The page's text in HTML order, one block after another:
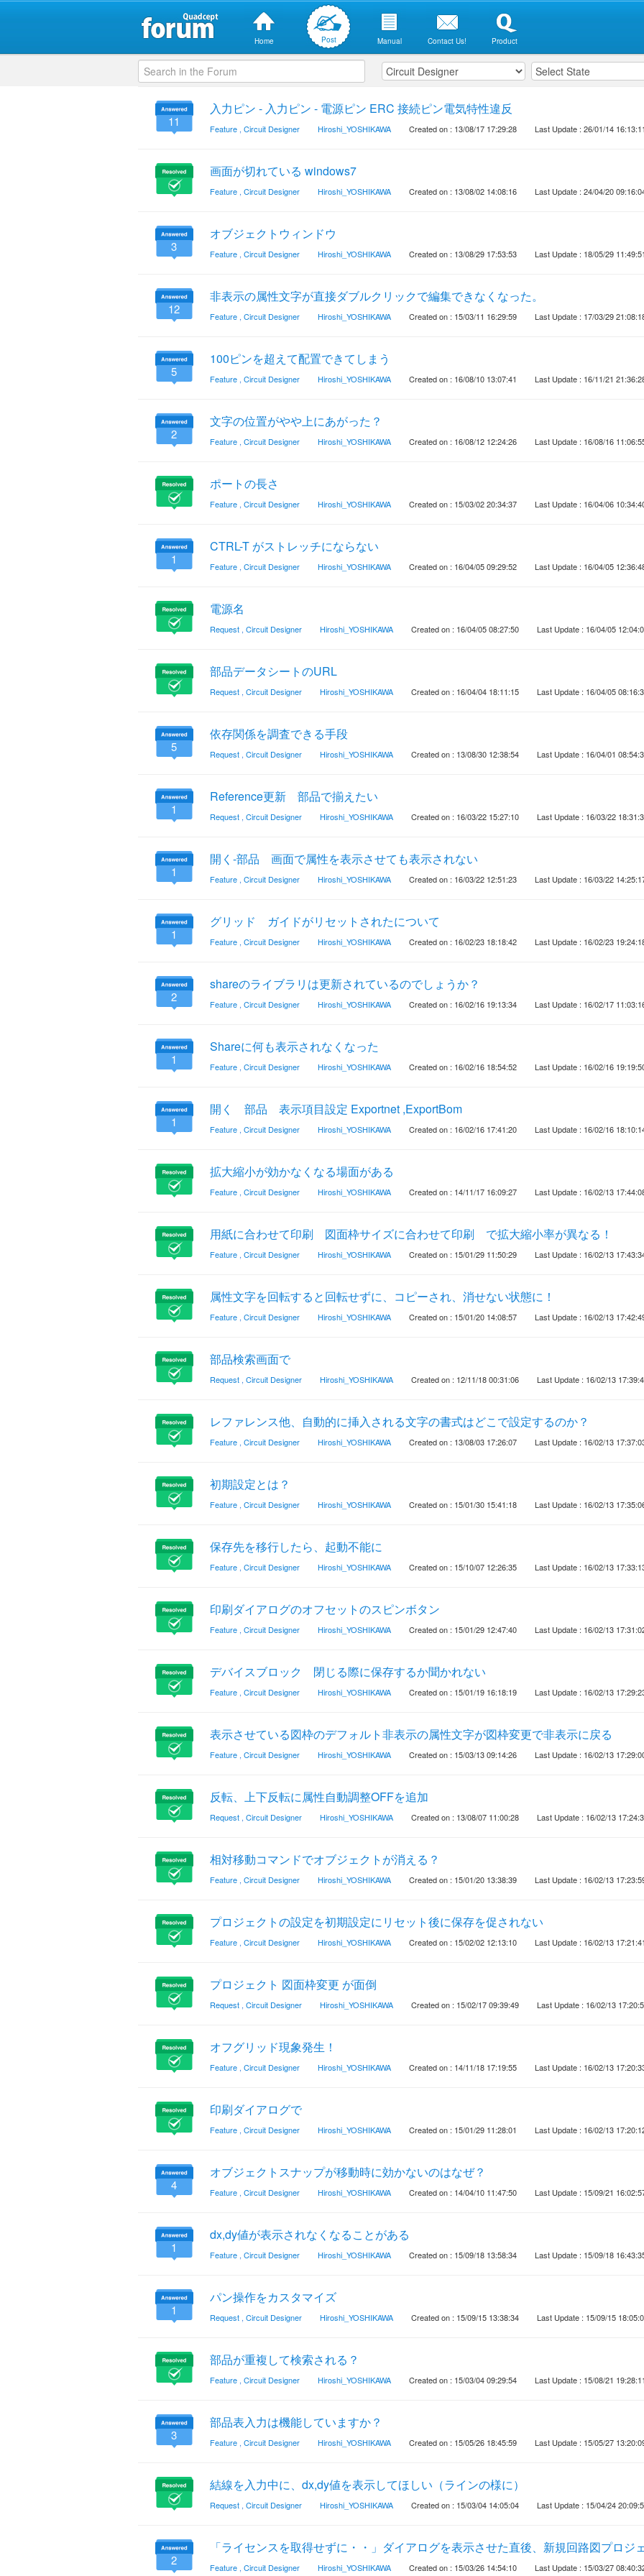
Home Post Manual Contact Us! Product
11
入力ピン - 入力ピン - 電源ピン ERC 接続ピン電気特性違反
Feature , Circuit Designer Hiroshi_YOSHIKAWA Created on : 13/08/17 17:29:28 Last Update : 26/01/14 16:13:11
画面が切れている windows7
Feature , Circuit Designer Hiroshi_YOSHIKAWA Created on : 13/08/02 14:08:16 Last Update : 24/04/20
3
オブジェクトウィンドウ
Feature , Circuit Designer Hiroshi_YOSHIKAWA Created on : 13/08/29 17:53:53 Last Update : 18/05/29 11:49:51
12
非表示の属性文字が直接ダブルクリックで編集できなくなった。
Feature , Circuit Designer Hiroshi_YOSHIKAWA Created on : 15/03/11 16:29:59 Last Update : 17/03/29
5
100ピンを超えて配置できてしまう
Feature , Circuit Designer Hiroshi_YOSHIKAWA Created on : 16/08/10 13:07:41 Last Update : 16/11/21
2
文字の位置がやや上にあがった？
Feature , Circuit Designer Hiroshi_YOSHIKAWA Created on : 16/08/12 12:24:26 Last Update : 16/08/16
ポートの長さ
Feature , Circuit Designer Hiroshi_YOSHIKAWA Created on : 15/03/02 20:34:37 Last Update : 16/04/06
1
CTRL-T がストレッチにならない
Feature , Circuit Designer Hiroshi_YOSHIKAWA Created on : 16/04/05 09:29:52 Last Update : 16/04/05
電源名
Request , Circuit Designer Hiroshi_YOSHIKAWA Created on : 16/04/05 08:27:50 Last Update : 16/04/05
部品データシートのURL
Request , Circuit Designer Hiroshi_YOSHIKAWA Created on : 16/04/04 18:11:15 Last Update : 16/04/05
5
依存関係を調査できる手段
Request , Circuit Designer Hiroshi_YOSHIKAWA Created on : 13/08/30 12:38:54 Last Update : 16/04/01
1
Reference更新 部品で揃えたい
Request , Circuit Designer Hiroshi_YOSHIKAWA Created on : 16/03/22 15:27:10 Last Update : 16/03/22
1
開く-部品 画面で属性を表示させても表示されない
Feature , Circuit Designer Hiroshi_YOSHIKAWA Created on : 16/03/22 12:51:23 Last Update : 16/03/22
1
グリッド ガイドがリセットされたについて
Feature , Circuit Designer Hiroshi_YOSHIKAWA Created on : 16/02/23 18:18:42 Last Update : 16/02/23
2
shareのライブラリは更新されているのでしょうか？
Feature , Circuit Designer Hiroshi_YOSHIKAWA Created on : 16/02/16 19:13:34 Last Update : 16/02/17
1
Shareに何も表示されなくなった
Feature , Circuit Designer Hiroshi_YOSHIKAWA Created on : 16/02/16 18:54:52 Last Update : 16/02/16
1
開く 部品 表示項目設定 Exportnet ,ExportBom
Feature , Circuit Designer Hiroshi_YOSHIKAWA Created on : 16/02/16 17:41:20 Last Update : 16/02/16
拡大縮小が効かなくなる場面がある
Feature , Circuit Designer Hiroshi_YOSHIKAWA Created on : 14/11/17 16:09:27 Last Update : 16/02/13
用紙に合わせて印刷 図面枠サイズに合わせて印刷 で拡大縮小率が異なる！
Feature , Circuit Designer Hiroshi_YOSHIKAWA Created on : 15/01/29 11:50:29 Last Update : 16/02/13
属性文字を回転すると回転せずに、コピーされ、消せない状態に！
Feature , Circuit Designer Hiroshi_YOSHIKAWA Created on : 15/01/20 14:08:57 Last Update : 16/02/13
部品検索画面で
Request , Circuit Designer Hiroshi_YOSHIKAWA Created on : 12/11/18 00:31:06 Last Update : 16/02/13
レファレンス他、自動的に挿入される文字の書式はどこで設定するのか？
Feature , Circuit Designer Hiroshi_YOSHIKAWA Created on : 13/08/03 17:26:07 Last Update : 16/02/13
初期設定とは？
Feature , Circuit Designer Hiroshi_YOSHIKAWA Created on : 15/01/30 15:41:18 Last Update : 16/02/13
保存先を移行したら、起動不能に
Feature , Circuit Designer Hiroshi_YOSHIKAWA Created on : 15/10/07 12:26:35 Last Update : 16/02/13
印刷ダイアログのオフセットのスピンボタン
Feature , Circuit Designer Hiroshi_YOSHIKAWA Created on : 15/01/29 12:47:40 Last Update : 16/02/13
デバイスブロック 閉じる際に保存するか聞かれない
Feature , Circuit Designer Hiroshi_YOSHIKAWA Created on : 15/01/19 16:18:19 Last Update : 16/02/13
表示させている図枠のデフォルト非表示の属性文字が図枠変更で非表示に戻る
Feature , Circuit Designer Hiroshi_YOSHIKAWA Created on : 15/03/13 09:14:26 Last Update : 16/02/13
反転、上下反転に属性自動調整OFFを追加
Request , Circuit Designer Hiroshi_YOSHIKAWA Created on : 13/08/07 11:00:28 Last Update : 16/02/13
相対移動コマンドでオブジェクトが消える？
Feature , Circuit Designer Hiroshi_YOSHIKAWA Created on : 15/01/20 13:38:39 Last Update : 16/02/13
プロジェクトの設定を初期設定にリセット後に保存を促されない
Feature , Circuit Designer Hiroshi_YOSHIKAWA Created on : 15/02/02 12:13:10 Last Update : 16/02/13 17:21:41
プロジェクト 図面枠変更 が面倒
Request , Circuit Designer Hiroshi_YOSHIKAWA Created on : 15/02/17 09:39:49 Last Update : 16/02/13
オフグリッド現象発生！
Feature , Circuit Designer Hiroshi_YOSHIKAWA Created on : 14/11/18 17:19:55 Last Update : 16/02/13
印刷ダイアログで
Feature , Circuit Designer Hiroshi_YOSHIKAWA Created on : 15/01/29 11:28:01 Last Update : 16/02/13
4
オブジェクトスナップが移動時に効かないのはなぜ？
Feature , Circuit Designer Hiroshi_YOSHIKAWA Created on : 14/04/10 11:47:50 Last Update : 15/09/21
1
dx,dy値が表示されなくなることがある
Feature , Circuit Designer Hiroshi_YOSHIKAWA Created on : 15/09/18 13:58:34 Last Update : 15/09/18
1
パン操作をカスタマイズ
Request , Circuit Designer Hiroshi_YOSHIKAWA Created on : 15/09/15 13:38:34 Last Update : 15/09/15
部品が重複して検索される？
Feature , Circuit Designer Hiroshi_YOSHIKAWA Created on : 15/03/04 09:29:54 Last Update : 15/08/21 19:28:11
3
部品表入力は機能していますか？
Feature , Circuit Designer Hiroshi_YOSHIKAWA Created on : 15/05/26 18:45:59 Last Update : 15/05/27
結線を入力中に、dx,dy値を表示してほしい（ラインの様に）
Request , Circuit Designer Hiroshi_YOSHIKAWA Created on : 15/03/04 14:05:04 Last Update : 15/04/24
2
「ライセンスを取得せずに・・」ダイアログを表示させた直後、新規回路図プロジ
Feature , Circuit Designer Hiroshi_YOSHIKAWA Created on : 15/03/26 14:54:10 Last Update : 15/03/27